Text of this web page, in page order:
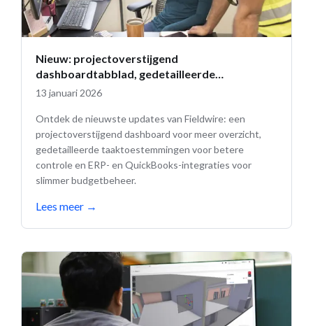
Nieuw: projectoverstijgend
dashboardtabblad, gedetailleerde
taaktoestemmingen en budgetupdates
13 januari 2026
Ontdek de nieuwste updates van Fieldwire: een
projectoverstijgend dashboard voor meer overzicht,
gedetailleerde taaktoestemmingen voor betere
controle en ERP- en QuickBooks-integraties voor
slimmer budgetbeheer.
Lees meer →